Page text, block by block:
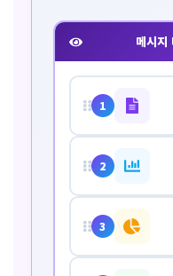
메시지
1
2
3